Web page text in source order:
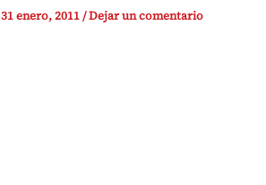
31 enero, 2011/Dejar un comentario